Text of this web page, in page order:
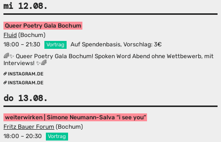
mi 12.08.
Queer Poetry Gala Bochum
Fluid (Bochum)
18:00 – 21:30
Vortrag
Auf Spendenbasis, Vorschlag: 3€
🌈✨ Queer Poetry Gala Bochum! Spoken Word Abend ohne Wettbewerb, mit
Interviews! ✨🌈
INSTAGRAM.DE
INSTAGRAM.DE
do 13.08.
weiterwirken | Simone Neumann-Salva “i see you”
Fritz Bauer Forum (Bochum)
18:00 – 20:30
Vortrag